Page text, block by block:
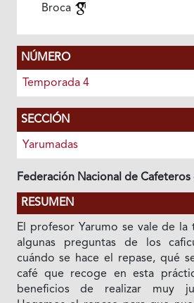
Broca
NÚMERO
Temporada 4
SECCIÓN
Yarumadas
Federación Nacional de
RESUMEN
El profesor Yarumo se vale de la
algunas preguntas de los
cuándo se hace el repase, qué
café que recoge en esta
beneficios de realizar muy